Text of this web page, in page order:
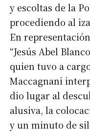
y escoltas de la
procediendo al
En
“Jesús Abel
quien tuvo a
Maccagnani
dio lugar al
alusiva, la
y un minuto de